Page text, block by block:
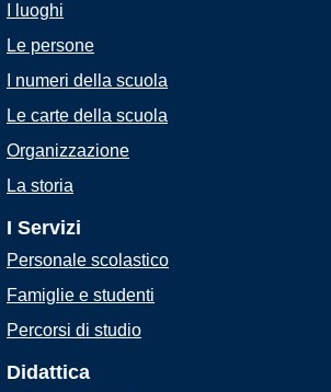
I luoghi
Le persone
I numeri della scuola
Le carte della scuola
Organizzazione
La storia
I Servizi
Personale scolastico
Famiglie e studenti
Percorsi di studio
Didattica